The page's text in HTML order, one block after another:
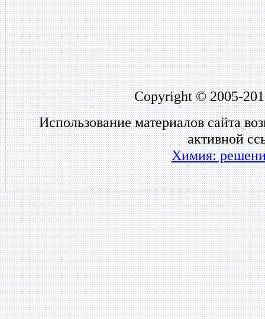
Copyright © 2005-
Использование материалов сайта
активной
Химия: